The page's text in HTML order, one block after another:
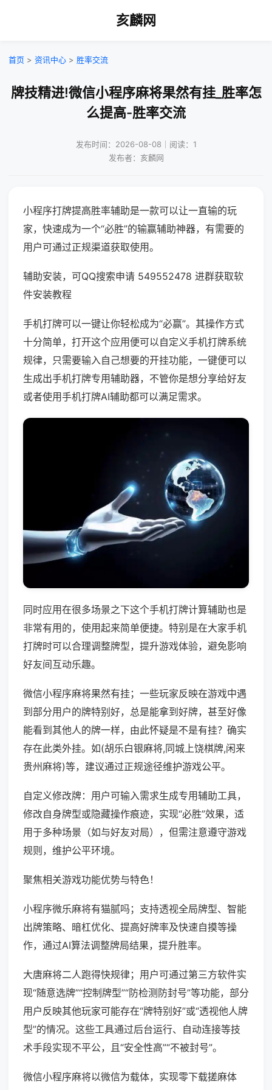
亥麟网
首页 > 资讯中心 > 胜率交流
牌技精进!微信小程序麻将果然有挂_胜率怎
么提高-胜率交流
发布时间：2026-08-08｜阅读：1
发布者：亥麟网
小程序打牌提高胜率辅助是一款可以让一直输的玩
家，快速成为一个“必胜”的输赢辅助神器，有需要的
用户可通过正规渠道获取使用。
辅助安装，可QQ搜索申请 549552478 进群获取软
件安装教程
手机打牌可以一键让你轻松成为“必赢”。其操作方式
十分简单，打开这个应用便可以自定义手机打牌系统
规律，只需要输入自己想要的开挂功能，一键便可以
生成出手机打牌专用辅助器，不管你是想分享给好友
或者使用手机打牌AI辅助都可以满足需求。
同时应用在很多场景之下这个手机打牌计算辅助也是
非常有用的，使用起来简单便捷。特别是在大家手机
打牌时可以合理调整牌型，提升游戏体验，避免影响
好友间互动乐趣。
微信小程序麻将果然有挂；一些玩家反映在游戏中遇
到部分用户的牌特别好，总是能拿到好牌，甚至好像
能看到其他人的牌一样，由此怀疑是不是有挂？确实
存在此类外挂。如(胡乐白银麻将,同城上饶棋牌,闲来
贵州麻将)等，建议通过正规途径维护游戏公平。
自定义修改牌：用户可输入需求生成专用辅助工具，
修改自身牌型或隐藏操作痕迹，实现“必胜”效果，适
用于多种场景（如与好友对局），但需注意遵守游戏
规则，维护公平环境。
聚焦相关游戏功能优势与特色！
小程序微乐麻将有猫腻吗；支持透视全局牌型、智能
出牌策略、暗杠优化、提高好牌率及快速自摸等操
作，通过AI算法调整牌局结果，提升胜率。
大唐麻将二人跑得快规律；用户可通过第三方软件实
现“随意选牌”“控制牌型”“防检测防封号”等功能，部分
用户反映其他玩家可能存在“牌特别好”或“透视他人牌
型”的情况。这些工具通过后台运行、自动连接等技
术手段实现不平公，且“安全性高”“不被封号”。
微信小程序麻将以微信为载体，实现零下载搓麻体